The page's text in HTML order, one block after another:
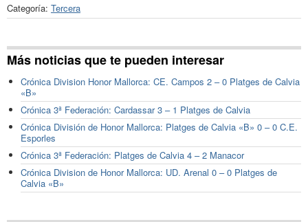
Categoría: Tercera
Más noticias que te pueden interesar
Crónica Division Honor Mallorca: CE. Campos 2 – 0 Platges de Calvia
«B»
Crónica 3ª Federación: Cardassar 3 – 1 Platges de Calvia
Crónica División de Honor Mallorca: Platges de Calvia «B» 0 – 0 C.E.
Esporles
Crónica 3ª Federación: Platges de Calvia 4 – 2 Manacor
Crónica Division de Honor Mallorca: UD. Arenal 0 – 0 Platges de
Calvia «B»